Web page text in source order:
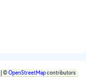
©OpenStreetMapcontributors